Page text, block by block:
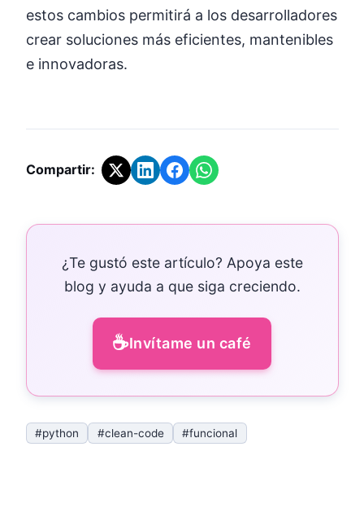
estos cambios permitirá a los desarrolladores
crear soluciones más eficientes, mantenibles
e innovadoras.
Compartir:
¿Te gustó este artículo? Apoya este
blog y ayuda a que siga creciendo.
☕Invítame un café
#python #clean-code #funcional